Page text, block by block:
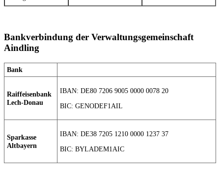
Bankverbindung der Verwaltungsgemeinschaft
Aindling
Bank
Raiffeisenbank
Lech-Donau
IBAN: DE80 7206 9005 0000 0078 20
BIC: GENODEF1AIL
Sparkasse
Altbayern
IBAN: DE38 7205 1210 0000 1237 37
BIC: BYLADEM1AIC